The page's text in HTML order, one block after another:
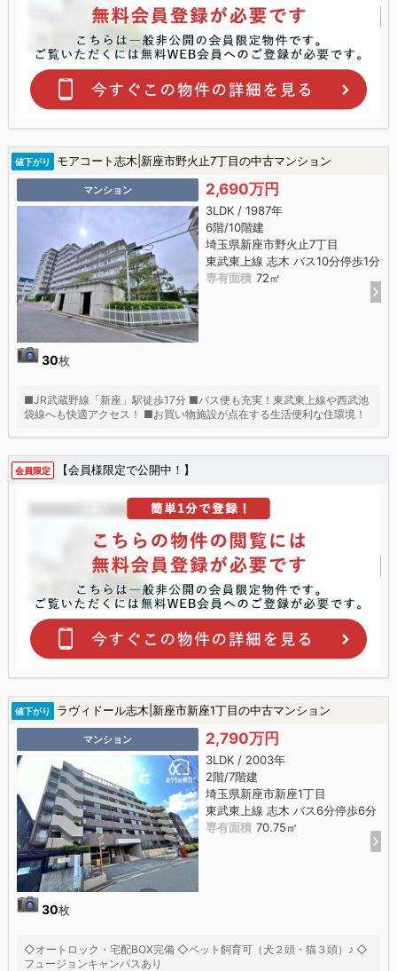
値下がり モアコート志木|新座市野火止7丁目の中古マンション
マンション
30枚
2,690万円
3LDK / 1987年
6階/10階建
埼玉県新座市野火止7丁目
東武東上線 志木 バス10分停歩1分
専有面積 72㎡
■JR武蔵野線「新座」駅徒歩17分 ■バス便も充実！東武東上線や西武池
袋線へも快適アクセス！ ■お買い物施設が点在する生活便利な住環境！
会員限定 【会員様限定で公開中！】
値下がり ラヴィドール志木|新座市新座1丁目の中古マンション
マンション
30枚
2,790万円
3LDK / 2003年
2階/7階建
埼玉県新座市新座1丁目
東武東上線 志木 バス6分停歩6分
専有面積 70.75㎡
◇オートロック・宅配BOX完備 ◇ペット飼育可（犬２頭・猫３頭）♪ ◇
フュージョンキャンパスあり